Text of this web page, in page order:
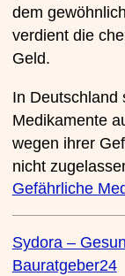
dem
verdient die
Geld.
In Deutschland
Medikamente
wegen ihrer
nicht
Gefährliche
Sydora –
Bauratgeber24